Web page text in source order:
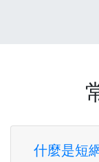
什麼是短